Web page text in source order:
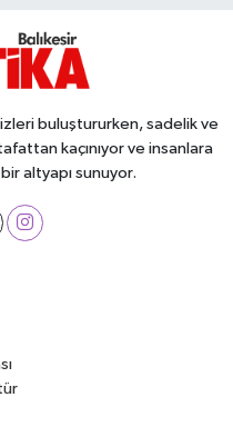
buluştururken, sadelik ve
kaçınıyor ve insanlara
altyapı sunuyor.